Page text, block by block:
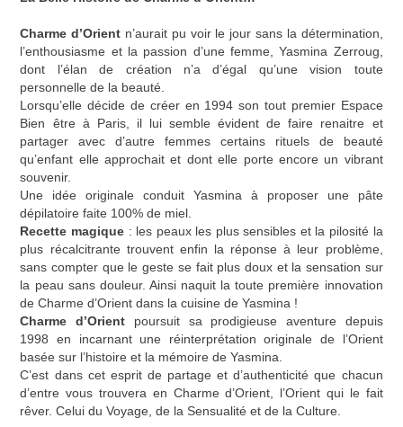
Charme d’Orient n’aurait pu voir le jour sans la détermination,
l’enthousiasme et la passion d’une femme, Yasmina Zerroug,
dont l’élan de création n’a d’égal qu’une vision toute
personnelle de la beauté.
Lorsqu’elle décide de créer en 1994 son tout premier Espace
Bien être à Paris, il lui semble évident de faire renaitre et
partager avec d’autre femmes certains rituels de beauté
qu’enfant elle approchait et dont elle porte encore un vibrant
souvenir.
Une idée originale conduit Yasmina à proposer une pâte
dépilatoire faite 100% de miel.
Recette magique: les peaux les plus sensibles et la pilosité la
plus récalcitrante trouvent enfin la réponse à leur problème,
sans compter que le geste se fait plus doux et la sensation sur
la peau sans douleur. Ainsi naquit la toute première innovation
de Charme d’Orient dans la cuisine de Yasmina !
Charme d’Orient poursuit sa prodigieuse aventure depuis
1998 en incarnant une réinterprétation originale de l’Orient
basée sur l’histoire et la mémoire de Yasmina.
C’est dans cet esprit de partage et d’authenticité que chacun
d’entre vous trouvera en Charme d’Orient, l’Orient qui le fait
rêver. Celui du Voyage, de la Sensualité et de la Culture.